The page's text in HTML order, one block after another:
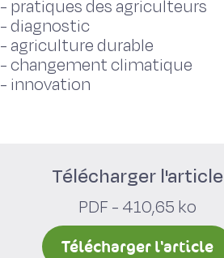
- pratiques des agriculteurs
-diagnostic
- agriculture durable
-changement climatique
- innovation
Télécharger l'article
PDF - 410,65 ko
Télécharger l'article